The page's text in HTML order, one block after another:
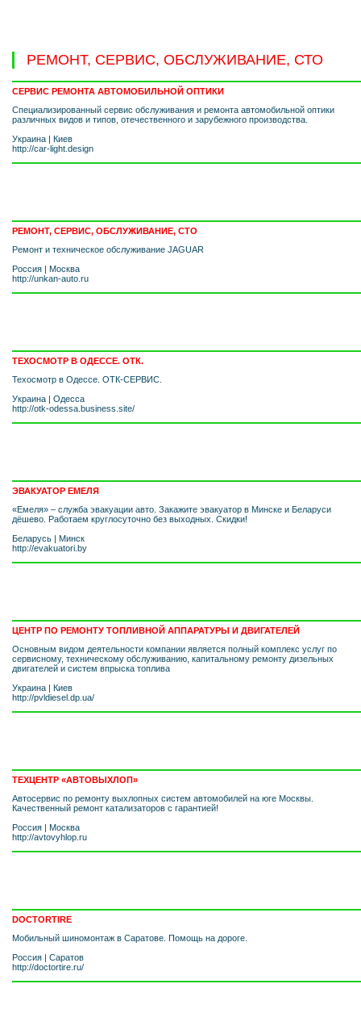
РЕМОНТ, СЕРВИС, ОБСЛУЖИВАНИЕ, СТО
СЕРВИС РЕМОНТА АВТОМОБИЛЬНОЙ ОПТИКИ
Специализированный сервис обслуживания и ремонта автомобильной оптики
различных видов и типов, отечественного и зарубежного производства.
Украина | Киев
http://car-light.design
РЕМОНТ, СЕРВИС, ОБСЛУЖИВАНИЕ, СТО
Ремонт и техническое обслуживание JAGUAR
Россия | Москва
http://unkan-auto.ru
ТЕХОСМОТР В ОДЕССЕ. ОТК.
Техосмотр в Одессе. ОТК-СЕРВИС.
Украина | Одесса
http://otk-odessa.business.site/
ЭВАКУАТОР ЕМЕЛЯ
«Емеля» – служба эвакуации авто. Закажите эвакуатор в Минске и Беларуси
дёшево. Работаем круглосуточно без выходных. Скидки!
Беларусь | Минск
http://evakuatori.by
ЦЕНТР ПО РЕМОНТУ ТОПЛИВНОЙ АППАРАТУРЫ И ДВИГАТЕЛЕЙ
Основным видом деятельности компании является полный комплекс услуг по
сервисному, техническому обслуживанию, капитальному ремонту дизельных
двигателей и систем впрыска топлива
Украина | Киев
http://pvldiesel.dp.ua/
ТЕХЦЕНТР «АВТОВЫХЛОП»
Автосервис по ремонту выхлопных систем автомобилей на юге Москвы.
Качественный ремонт катализаторов с гарантией!
Россия | Москва
http://avtovyhlop.ru
DOCTORTIRE
Мобильный шиномонтаж в Саратове. Помощь на дороге.
Россия | Саратов
http://doctortire.ru/